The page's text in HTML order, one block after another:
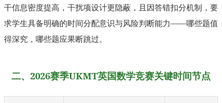
干信息密度提高，干扰项设计更隐蔽，且因答错扣分机制，要
求学生具备明确的时间分配意识与风险判断能力——哪些题值
得深究，哪些题应果断跳过。
二、2026赛季UKMT英国数学竞赛关键时间节点